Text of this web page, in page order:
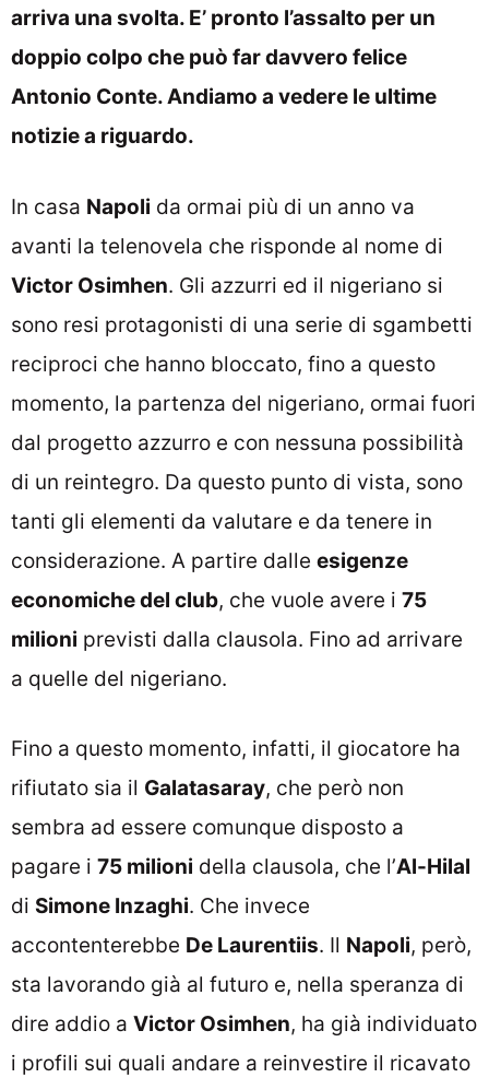
arriva una svolta. E’ pronto l’assalto per un
doppio colpo che può far davvero felice
Antonio Conte. Andiamo a vedere le ultime
notizie a riguardo.
In casa Napoli da ormai più di un anno va
avanti la telenovela che risponde al nome di
Victor Osimhen. Gli azzurri ed il nigeriano si
sono resi protagonisti di una serie di sgambetti
reciproci che hanno bloccato, fino a questo
momento, la partenza del nigeriano, ormai fuori
dal progetto azzurro e con nessuna possibilità
di un reintegro. Da questo punto di vista, sono
tanti gli elementi da valutare e da tenere in
considerazione. A partire dalle esigenze
economiche del club, che vuole avere i 75
milioni previsti dalla clausola. Fino ad arrivare
a quelle del nigeriano.
Fino a questo momento, infatti, il giocatore ha
rifiutato sia il Galatasaray, che però non
sembra ad essere comunque disposto a
pagare i 75 milioni della clausola, che l’Al-Hilal
di Simone Inzaghi. Che invece
accontenterebbe De Laurentiis. Il Napoli, però,
sta lavorando già al futuro e, nella speranza di
dire addio a Victor Osimhen, ha già individuato
i profili sui quali andare a reinvestire il ricavato